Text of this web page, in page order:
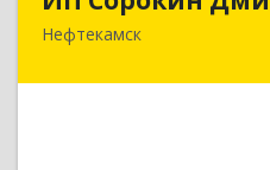
Нефтекамск
452684,